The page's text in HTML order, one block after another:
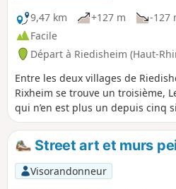
9,47 km
+127 m -127
Facile
Départ à Riedisheim (Haut-
Entre les deux villages de
Rixheim se trouve un troisième,
qui n’en est plus un depuis cinq
également par les cimetières de
villages, dont un qui date de
siècles. Finissez en prenant de
la colline du Fuchsberg pour
paysages.
Street art et murs
Visorandonneur